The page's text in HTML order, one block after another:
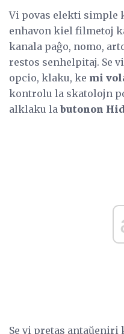
Vi povas elekti simple
enhavon kiel filmetoj
kanala paĝo, nomo,
restos senhelpitaj. Se
opcio, klaku, ke mi
kontrolu la skatolojn
alklaku la butonon
Se vi pretas